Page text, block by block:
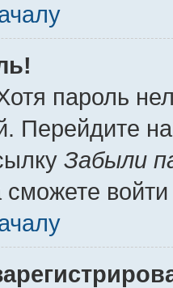
пароль
Перейдите
Забыли
сможете